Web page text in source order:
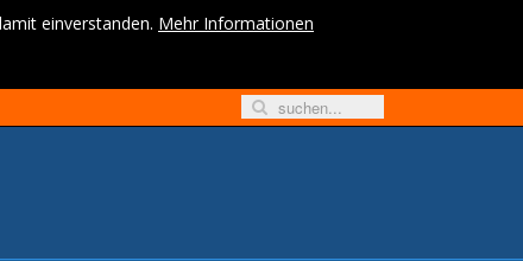
einverstanden. Mehr Informationen